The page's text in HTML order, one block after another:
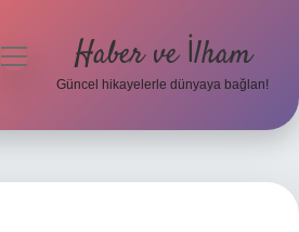
menüyü
Haber ve İlham
Güncel hikayelerle dünyaya bağlan!